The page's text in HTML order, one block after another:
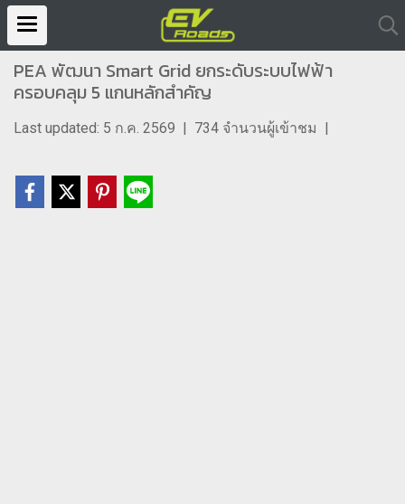
PEA พัฒนา Smart Grid ยกระดับระบบไฟฟ้า
ครอบคลุม 5 แกนหลักสำคัญ
Last updated: 5 ก.ค. 2569 | 734 จำนวนผู้เข้าชม |